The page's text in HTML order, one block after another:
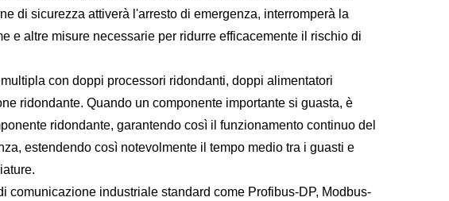
di sicurezza attiverà l'arresto di emergenza, interromperà la
e altre misure necessarie per ridurre efficacemente il rischio di
con doppi processori ridondanti, doppi alimentatori
ridondante. Quando un componente importante si guasta, è
ridondante, garantendo così il funzionamento continuo del
estendendo così notevolmente il tempo medio tra i guasti e
comunicazione industriale standard come Profibus-DP, Modbus-